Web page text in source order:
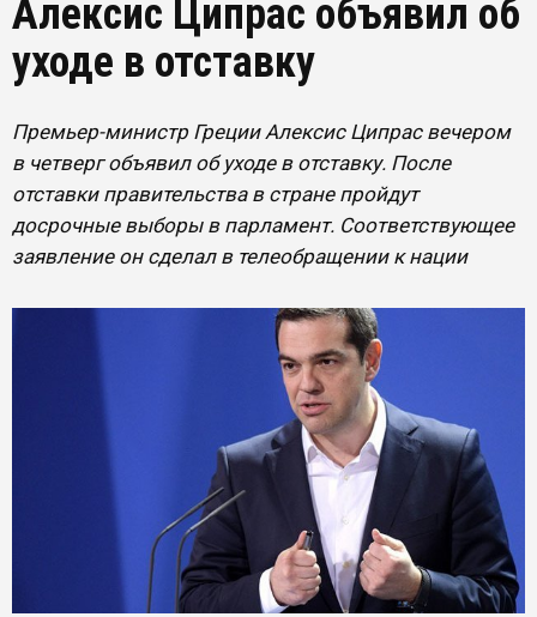
Алексис Ципрас объявил об
уходе в отставку
Премьер-министр Греции Алексис Ципрас вечером
в четверг объявил об уходе в отставку. После
отставки правительства в стране пройдут
досрочные выборы в парламент. Соответствующее
заявление он сделал в телеобращении к нации